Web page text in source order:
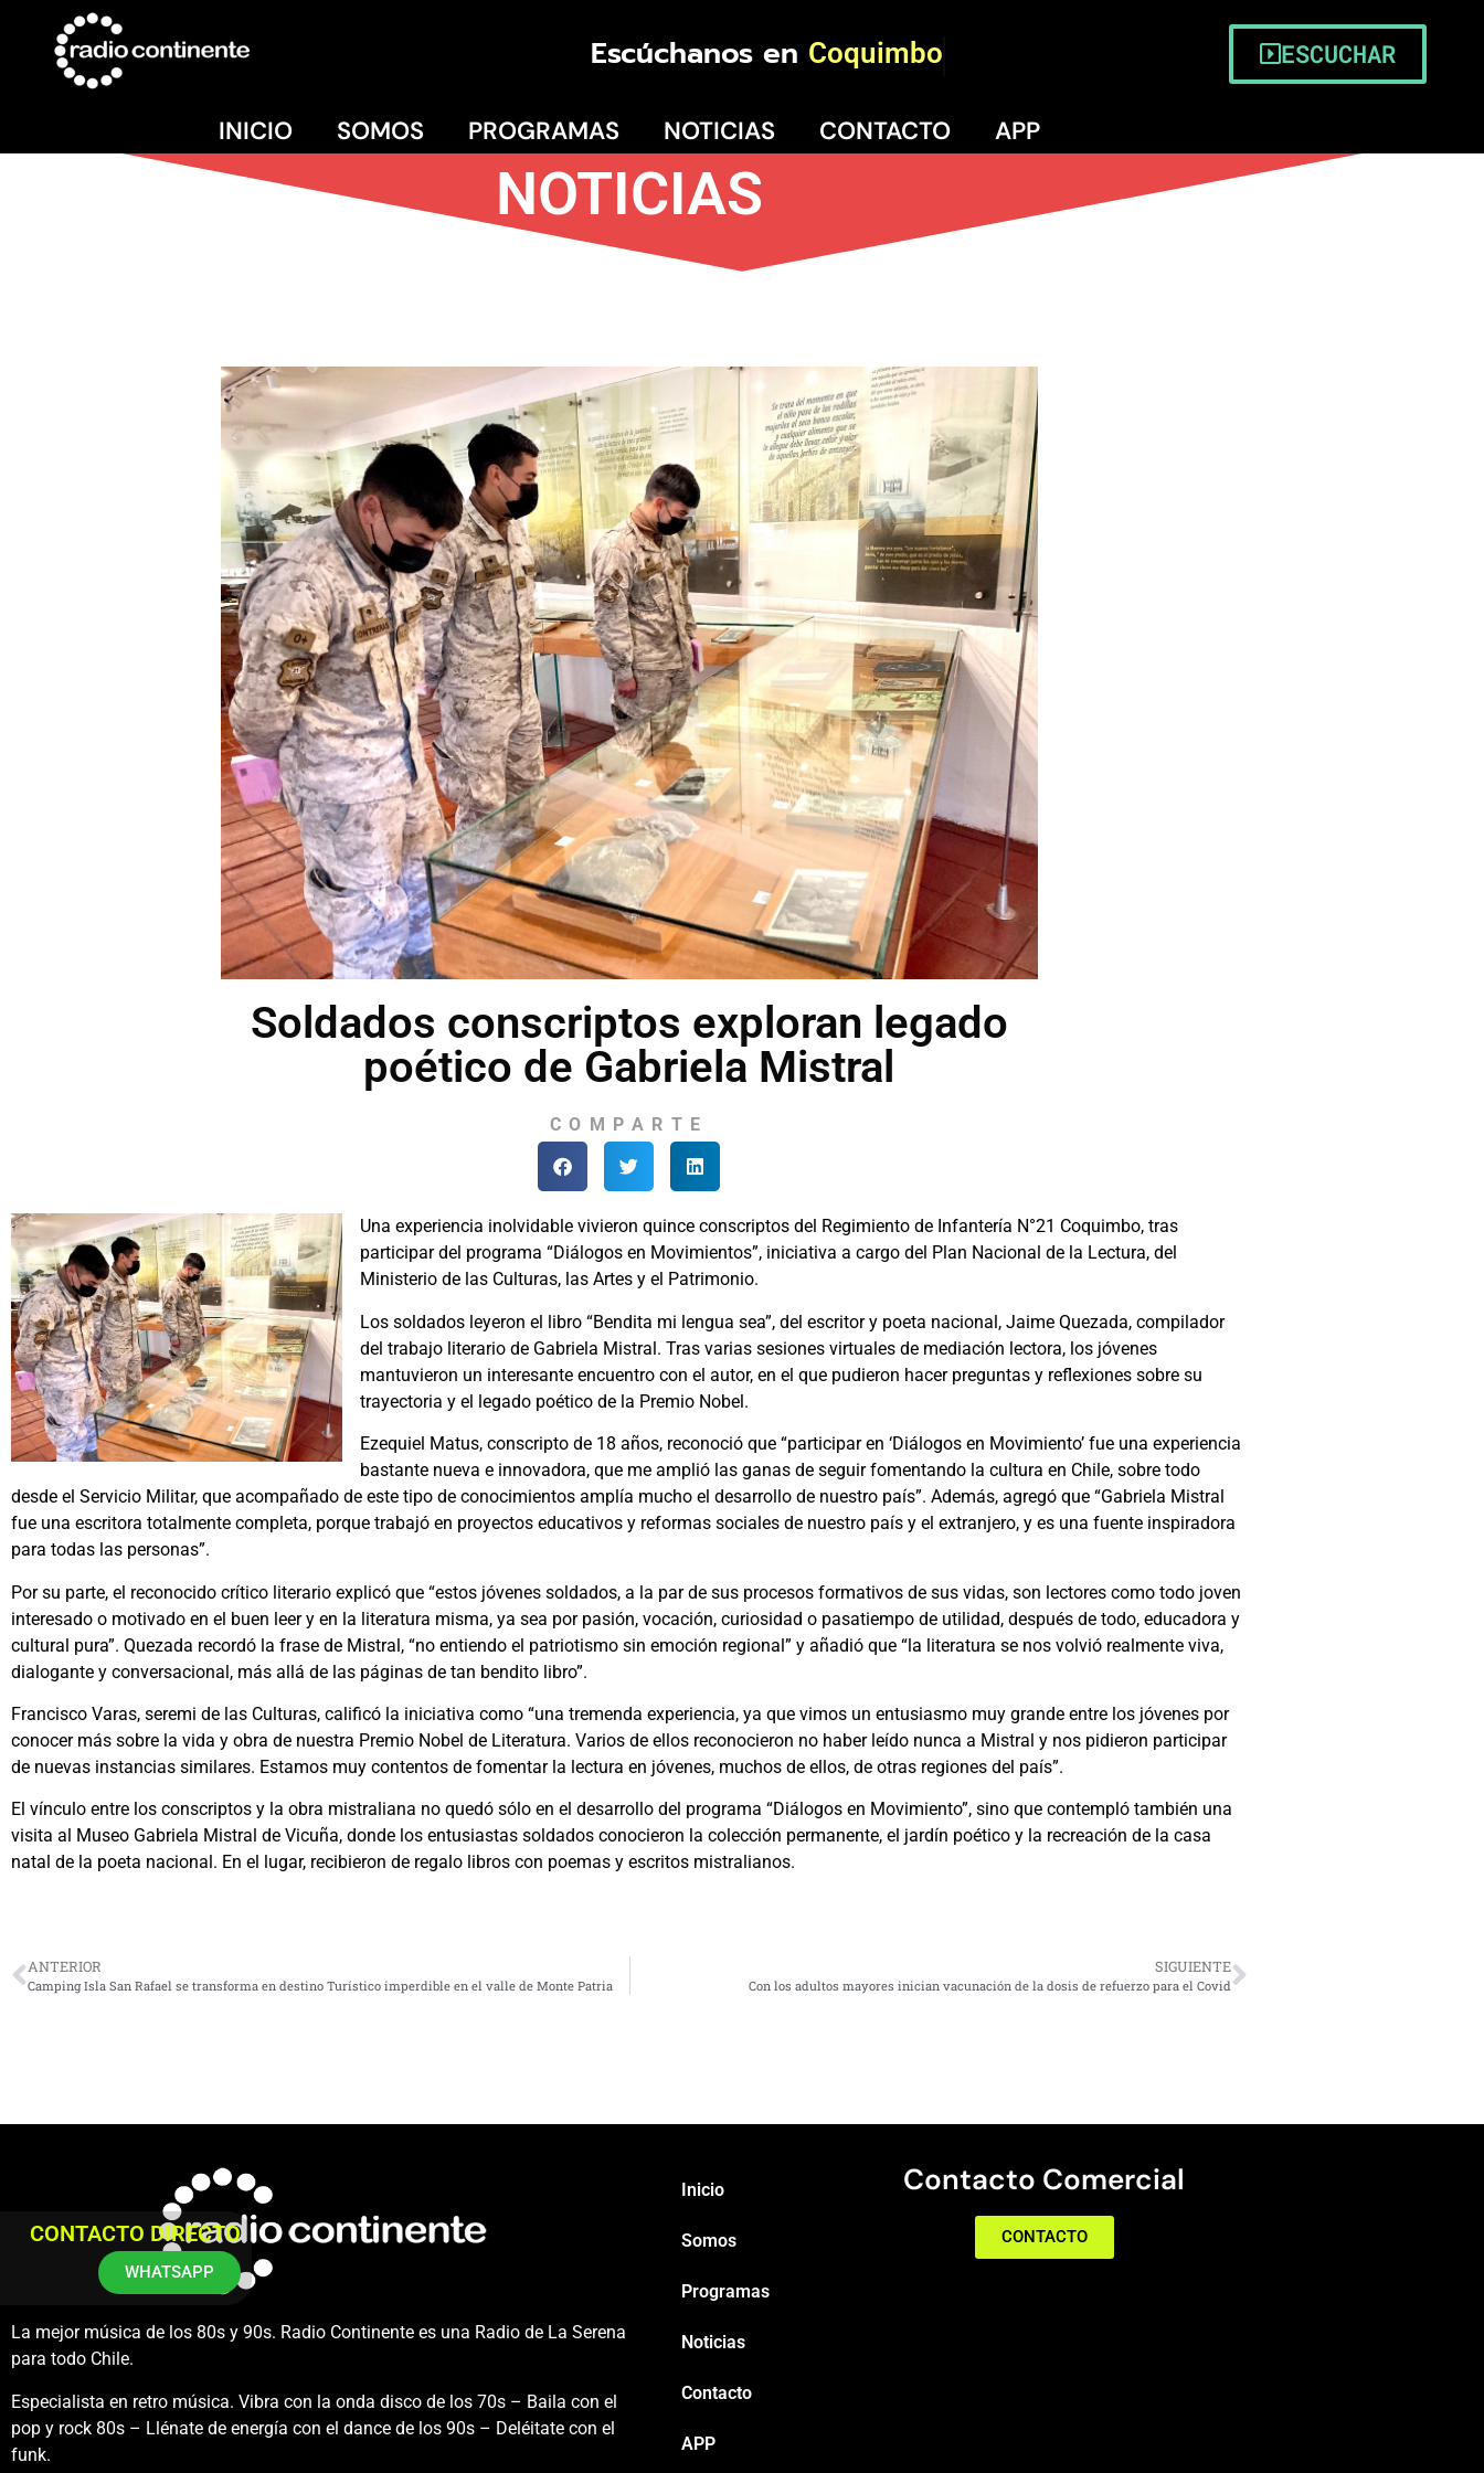
Escúchanos en Coquimbo ESCUCHAR
INICIO SOMOS PROGRAMAS NOTICIAS CONTACTO APP
NOTICIAS
Soldados conscriptos exploran legado
poético de Gabriela Mistral
COMPARTE
Una experiencia inolvidable vivieron quince conscriptos del Regimiento de Infantería N°21 Coquimbo, tras
participar del programa “Diálogos en Movimientos”, iniciativa a cargo del Plan Nacional de la Lectura, del
Ministerio de las Culturas, las Artes y el Patrimonio.
Los soldados leyeron el libro “Bendita mi lengua sea”, del escritor y poeta nacional, Jaime Quezada, compilador
del trabajo literario de Gabriela Mistral. Tras varias sesiones virtuales de mediación lectora, los jóvenes
mantuvieron un interesante encuentro con el autor, en el que pudieron hacer preguntas y reflexiones sobre su
trayectoria y el legado poético de la Premio Nobel.
Ezequiel Matus, conscripto de 18 años, reconoció que “participar en ‘Diálogos en Movimiento’ fue una experiencia
bastante nueva e innovadora, que me amplió las ganas de seguir fomentando la cultura en Chile, sobre todo
desde el Servicio Militar, que acompañado de este tipo de conocimientos amplía mucho el desarrollo de nuestro país”. Además, agregó que “Gabriela Mistral
fue una escritora totalmente completa, porque trabajó en proyectos educativos y reformas sociales de nuestro país y el extranjero, y es una fuente inspiradora
para todas las personas”.
Por su parte, el reconocido crítico literario explicó que “estos jóvenes soldados, a la par de sus procesos formativos de sus vidas, son lectores como todo joven
interesado o motivado en el buen leer y en la literatura misma, ya sea por pasión, vocación, curiosidad o pasatiempo de utilidad, después de todo, educadora y
cultural pura”. Quezada recordó la frase de Mistral, “no entiendo el patriotismo sin emoción regional” y añadió que “la literatura se nos volvió realmente viva,
dialogante y conversacional, más allá de las páginas de tan bendito libro”.
Francisco Varas, seremi de las Culturas, calificó la iniciativa como “una tremenda experiencia, ya que vimos un entusiasmo muy grande entre los jóvenes por
conocer más sobre la vida y obra de nuestra Premio Nobel de Literatura. Varios de ellos reconocieron no haber leído nunca a Mistral y nos pidieron participar
de nuevas instancias similares. Estamos muy contentos de fomentar la lectura en jóvenes, muchos de ellos, de otras regiones del país”.
El vínculo entre los conscriptos y la obra mistraliana no quedó sólo en el desarrollo del programa “Diálogos en Movimiento”, sino que contempló también una
visita al Museo Gabriela Mistral de Vicuña, donde los entusiastas soldados conocieron la colección permanente, el jardín poético y la recreación de la casa
natal de la poeta nacional. En el lugar, recibieron de regalo libros con poemas y escritos mistralianos.
ANTERIOR
Camping Isla San Rafael se transforma en destino Turístico imperdible en el valle de Monte Patria
SIGUIENTE
Con los adultos mayores inician vacunación de la dosis de refuerzo para el Covid
La mejor música de los 80s y 90s. Radio Continente es una Radio de La Serena
para todo Chile.
Especialista en retro música. Vibra con la onda disco de los 70s – Baila con el
pop y rock 80s – Llénate de energía con el dance de los 90s – Deléitate con el
funk.
Inicio
Somos
Programas
Noticias
Contacto
APP
Contacto Comercial
CONTACTO
CONTACTO DIRECTO
WHATSAPP